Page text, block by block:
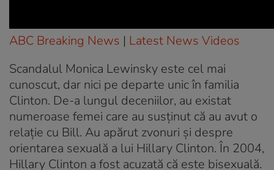
ABC Breaking News | Latest News Videos
Scandalul Monica Lewinsky este cel mai
cunoscut, dar nici pe departe unic în familia
Clinton. De-a lungul deceniilor, au existat
numeroase femei care au susţinut că au avut o
relaţie cu Bill. Au apărut zvonuri și despre
orientarea sexuală a lui Hillary Clinton. În 2004,
Hillary Clinton a fost acuzată că este bisexuală.